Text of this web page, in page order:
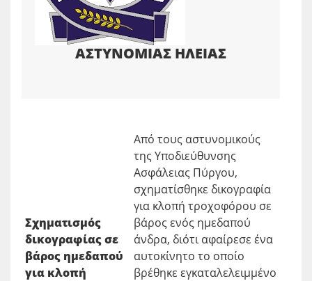
ΑΣΤΥΝΟΜΙΑΣ ΗΛΕΙΑΣ
Σχηματισμός
δικογραφίας σε
βάρος ημεδαπού
για κλοπή
Από τους αστυνομικούς
της Υποδιεύθυνσης
Ασφάλειας Πύργου,
σχηματίσθηκε δικογραφία
για κλοπή τροχοφόρου σε
βάρος ενός ημεδαπού
άνδρα, διότι αφαίρεσε ένα
αυτοκίνητο το οποίο
βρέθηκε εγκαταλελειμμένο